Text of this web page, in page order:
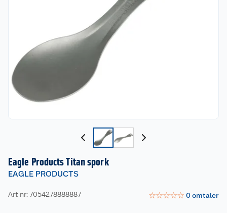
Eagle Products Titan spork
EAGLE PRODUCTS
Art nr: 7054278888887 ☆☆☆☆☆ 0omtaler